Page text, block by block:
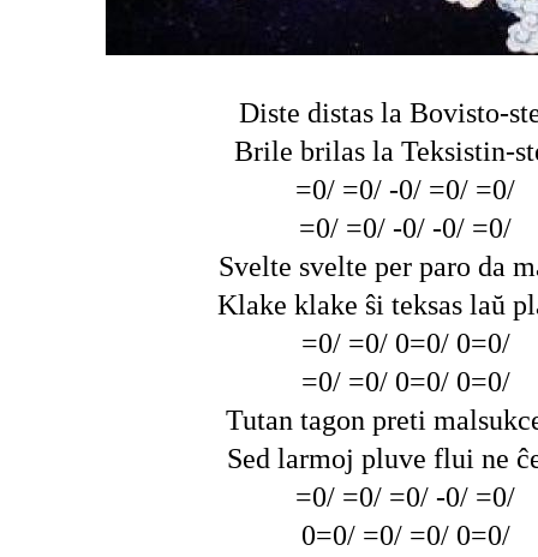
Diste distas la Bovisto-
Brile brilas la Teksistin-
=0/ =0/ -0/ =0/ =0/
=0/ =0/ -0/ -0/ =0/
Svelte svelte per paro da
Klake klake ŝi teksas laŭ
=0/ =0/ 0=0/ 0=0/
=0/ =0/ 0=0/ 0=0/
Tutan tagon preti
Sed larmoj pluve flui ne
=0/ =0/ =0/ -0/ =0/
0=0/ =0/ =0/ 0=0/